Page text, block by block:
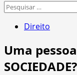
Pesquisar
Direito
Uma